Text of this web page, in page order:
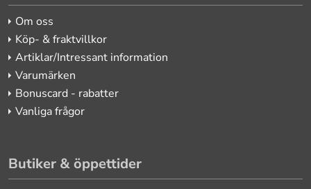
Om oss
Köp- & fraktvillkor
Artiklar/Intressant information
Varumärken
Bonuscard - rabatter
Vanliga frågor
Butiker & öppettider